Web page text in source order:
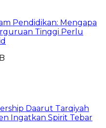
Pendidikan: Mengapa
Tinggi Perlu
Daarut Tarqiyah
Ingatkan Spirit Tebar